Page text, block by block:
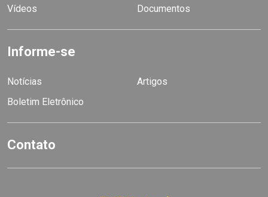
Vídeos
Documentos
Informe-se
Notícias
Artigos
Boletim Eletrônico
Contato